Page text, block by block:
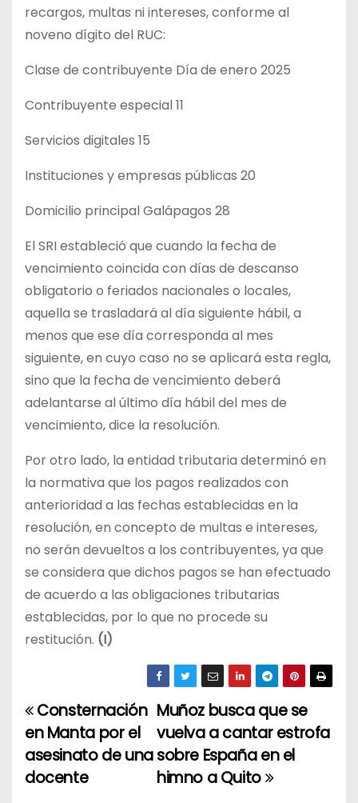
recargos, multas ni intereses, conforme al
noveno dígito del RUC:
Clase de contribuyente Día de enero 2025
Contribuyente especial 11
Servicios digitales 15
Instituciones y empresas públicas 20
Domicilio principal Galápagos 28
El SRI estableció que cuando la fecha de
vencimiento coincida con días de descanso
obligatorio o feriados nacionales o locales,
aquella se trasladará al día siguiente hábil, a
menos que ese día corresponda al mes
siguiente, en cuyo caso no se aplicará esta regla,
sino que la fecha de vencimiento deberá
adelantarse al último día hábil del mes de
vencimiento, dice la resolución.
Por otro lado, la entidad tributaria determinó en
la normativa que los pagos realizados con
anterioridad a las fechas establecidas en la
resolución, en concepto de multas e intereses,
no serán devueltos a los contribuyentes, ya que
se considera que dichos pagos se han efectuado
de acuerdo a las obligaciones tributarias
establecidas, por lo que no procede su
restitución. (I)
N
a
v
Muñoz busca que se
vuelva a cantar estrofa
sobre España en el
himno a Quito
Consternación
en Manta por el
asesinato de una
docente